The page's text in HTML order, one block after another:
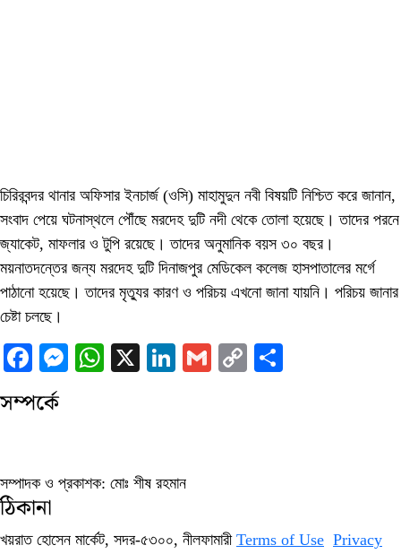
চিরিরবন্দর থানার অফিসার ইনচার্জ (ওসি) মাহামুদুন নবী বিষয়টি নিশ্চিত করে জানান,
সংবাদ পেয়ে ঘটনাস্থলে পৌঁছে মরদেহ দুটি নদী থেকে তোলা হয়েছে। তাদের পরনে
জ্যাকেট, মাফলার ও টুপি রয়েছে। তাদের অনুমানিক বয়স ৩০ বছর।
ময়নাতদন্তের জন্য মরদেহ দুটি দিনাজপুর মেডিকেল কলেজ হাসপাতালের মর্গে
পাঠানো হয়েছে। তাদের মৃত্যুর কারণ ও পরিচয় এখনো জানা যায়নি। পরিচয় জানার
চেষ্টা চলছে।
Facebook
Messenger
WhatsApp
X LinkedIn
GmailCopy
সম্পর্কে
সম্পাদক ও প্রকাশক: মোঃ শীষ রহমান
ঠিকানা
খয়রাত হোসেন মার্কেট, সদর-৫৩০০, নীলফামারী Terms of Use Privacy